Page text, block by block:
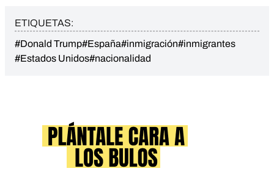
ETIQUETAS:
#Donald Trump#España#inmigración#inmigrantes
#Estados Unidos#nacionalidad